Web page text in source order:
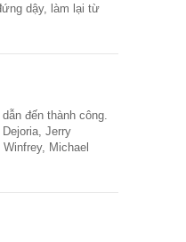
dậy, làm lại từ
đến thành công.
Jerry
Michael